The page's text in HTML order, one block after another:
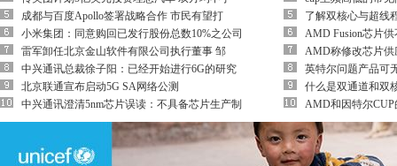
成都与百度Apollo签署战略合作 市民有望打
小米集团：同意购回已发行股份总数10%之公司
雷军卸任北京金山软件有限公司执行董事 邹
中兴通讯总裁徐子阳：已经开始进行6G的研究
北京联通宣布启动5G SA网络公测
中兴通讯澄清5nm芯片误读：不具备芯片生产制
了解双核心与超线
AMD Fusion芯片供
AMD称修改芯片
英特尔问题产品可
什么是双通道和双
AMD和因特尔CUP